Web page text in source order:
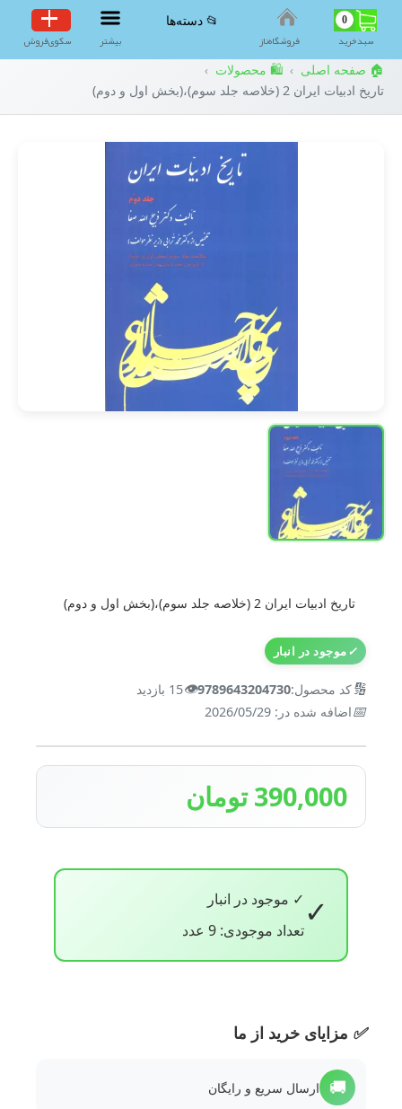
0
سبد‌خرید فروشگاه‌ناز
📂 دسته‌ها
بیشتر سکوی‌فروش
🏠 صفحه اصلی › 🛍️ محصولات ›
تاریخ ادبیات ایران 2 (خلاصه جلد سوم)،(بخش اول و دوم)
تاریخ ادبیات ایران 2 (خلاصه جلد سوم)،(بخش اول و دوم)
✓موجود در انبار
🔢کد محصول:9789643204730
👁️15 بازدید
📅اضافه شده در: 2026/05/29
390,000 تومان
✓ ✓ موجود در انبار
تعداد موجودی: 9 عدد
✅ مزایای خرید از ما
🚚 ارسال سریع و رایگان